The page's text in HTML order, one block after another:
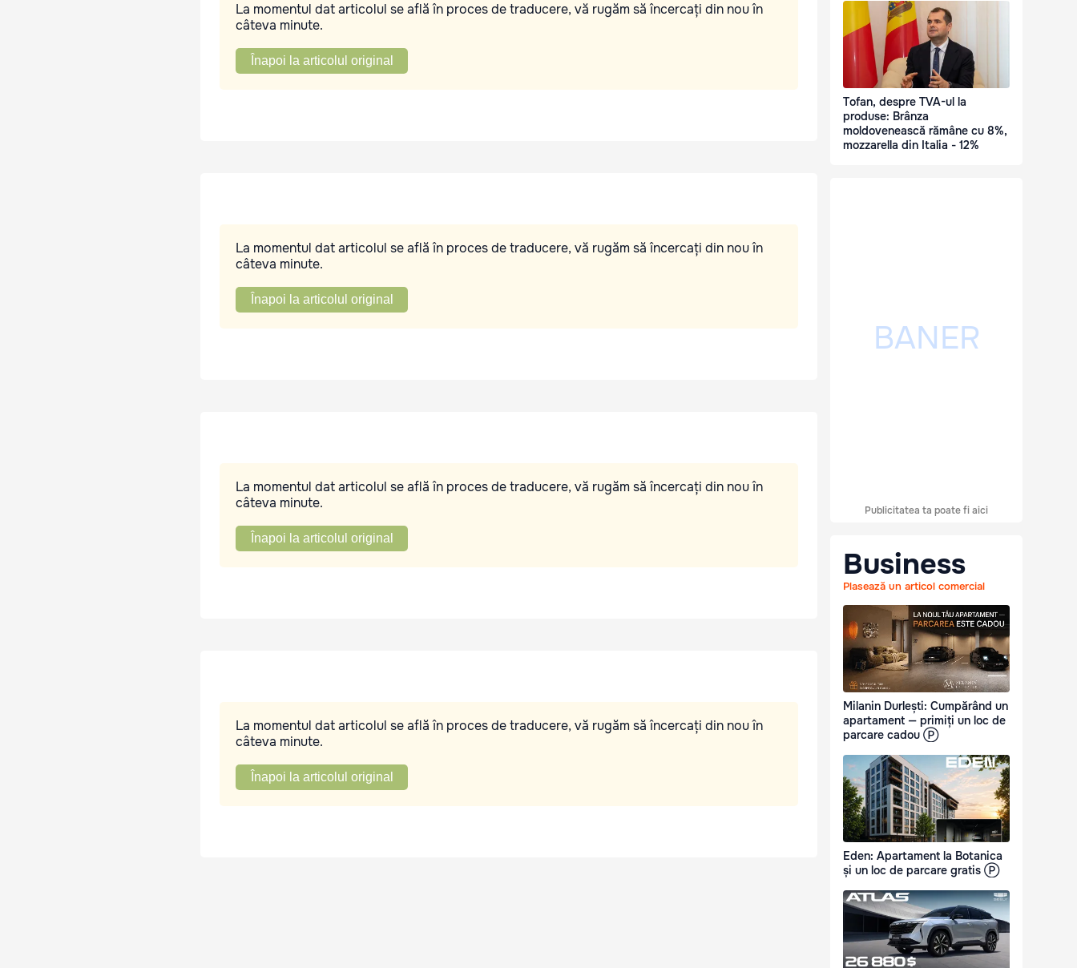
La momentul dat articolul se află în proces de traducere, vă rugăm să încercați din nou în
câteva minute.
Înapoi la articolul original
La momentul dat articolul se află în proces de traducere, vă rugăm să încercați din nou în
câteva minute.
Înapoi la articolul original
La momentul dat articolul se află în proces de traducere, vă rugăm să încercați din nou în
câteva minute.
Înapoi la articolul original
La momentul dat articolul se află în proces de traducere, vă rugăm să încercați din nou în
câteva minute.
Înapoi la articolul original
Tofan, despre TVA-ul la
produse: Brânza
moldovenească rămâne cu 8%,
mozzarella din Italia - 12%
Publicitatea ta poate fi aici
Business
Plasează un articol comercial
Milanin Durlești: Cumpărând un
apartament — primiți un loc de
parcare cadou Ⓟ
Eden: Apartament la Botanica
și un loc de parcare gratis Ⓟ